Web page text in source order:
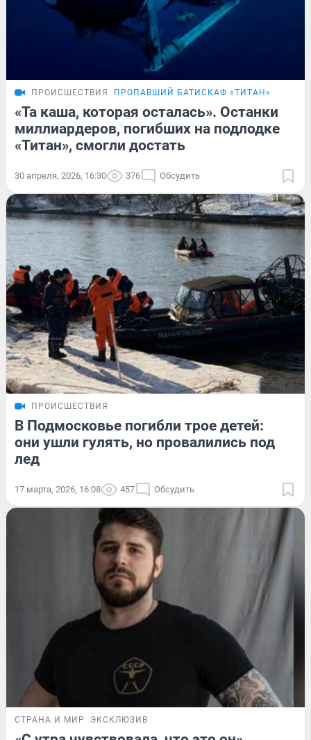
ПРОИСШЕСТВИЯ ПРОПАВШИЙ БАТИСКАФ «ТИТАН»
«Та каша, которая осталась». Останки
миллиардеров, погибших на подлодке
«Титан», смогли достать
30 апреля, 2026, 16:30 376 Обсудить
ПРОИСШЕСТВИЯ
В Подмосковье погибли трое детей:
они ушли гулять, но провалились под
лед
17 марта, 2026, 16:08 457 Обсудить
СТРАНА И МИР ЭКСКЛЮЗИВ